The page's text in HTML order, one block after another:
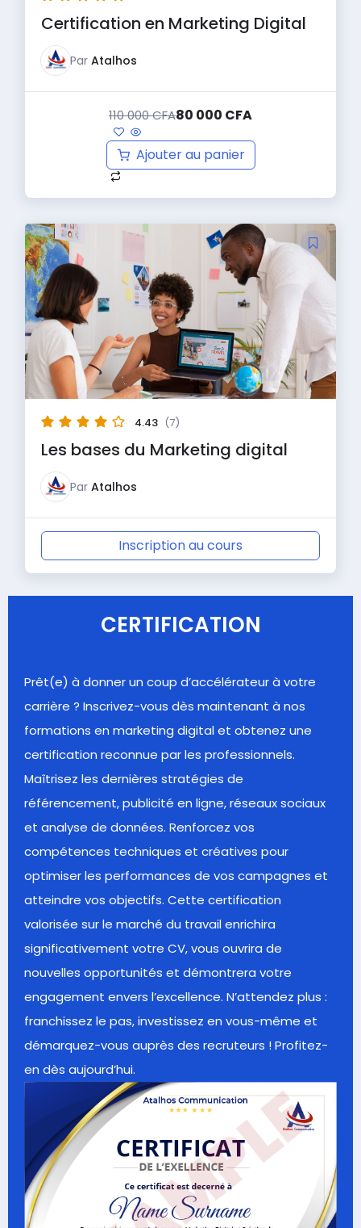
Certification en Marketing Digital
ParAtalhos
110 000CFA80 000 CFA
Ajouter au panier
4.43 (7)
Les bases du Marketing digital
ParAtalhos
Inscription au cours
CERTIFICATION
Prêt(e) à donner un coup d’accélérateur à votre
carrière ? Inscrivez-vous dès maintenant à nos
formations en marketing digital et obtenez une
certification reconnue par les professionnels.
Maîtrisez les dernières stratégies de
référencement, publicité en ligne, réseaux sociaux
et analyse de données. Renforcez vos
compétences techniques et créatives pour
optimiser les performances de vos campagnes et
atteindre vos objectifs. Cette certification
valorisée sur le marché du travail enrichira
significativement votre CV, vous ouvrira de
nouvelles opportunités et démontrera votre
engagement envers l’excellence. N’attendez plus :
franchissez le pas, investissez en vous-même et
démarquez-vous auprès des recruteurs ! Profitez-
en dès aujourd’hui.